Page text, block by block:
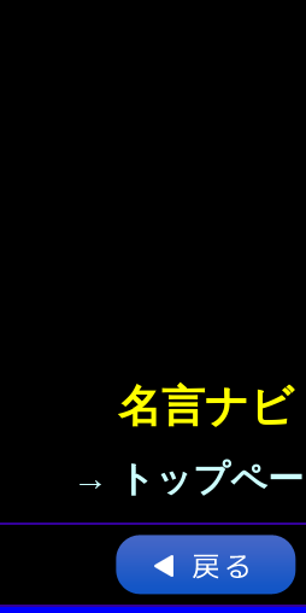
名言ナビ
→ トップペ